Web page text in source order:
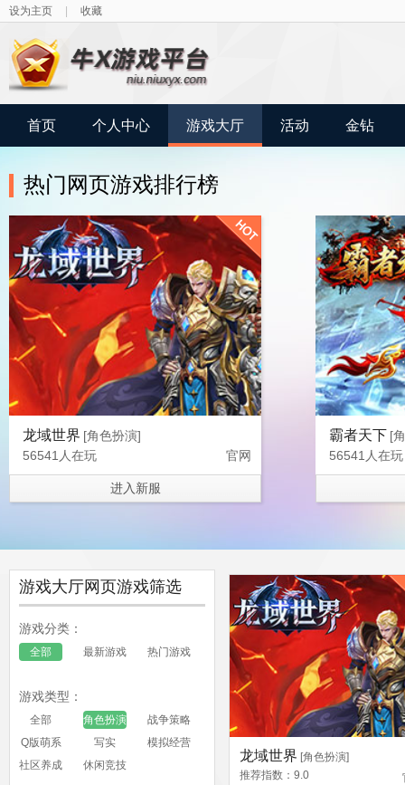
设为主页 收藏
首页 个人中心 游戏大厅 活动 金钻
热门网页游戏排行榜
龙域世界 [角色扮演]
56541人在玩
进入新服
官网
霸者天下 [
56541人在玩
异兽洪荒
[角色扮演]
56541人在玩
官网
99863人在玩
游戏大厅网页游戏筛选
游戏分类：
全部 最新游戏 热门游戏
游戏类型：
全部 角色扮演
战争策略
Q版萌系
写实
模拟经营
社区养成
休闲竞技
龙域世界 [角色扮演]
推荐指数：9.0